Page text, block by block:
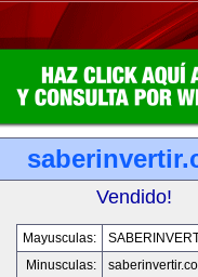
Vendido!
Mayusculas:
Minusculas: